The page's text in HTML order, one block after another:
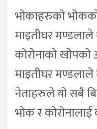
भोकाहरुको
माइतीघर मण्डलाले
कोरोनाको
माइतीघर मण्डलाले
नेताहरुले यो सबै
भोक र